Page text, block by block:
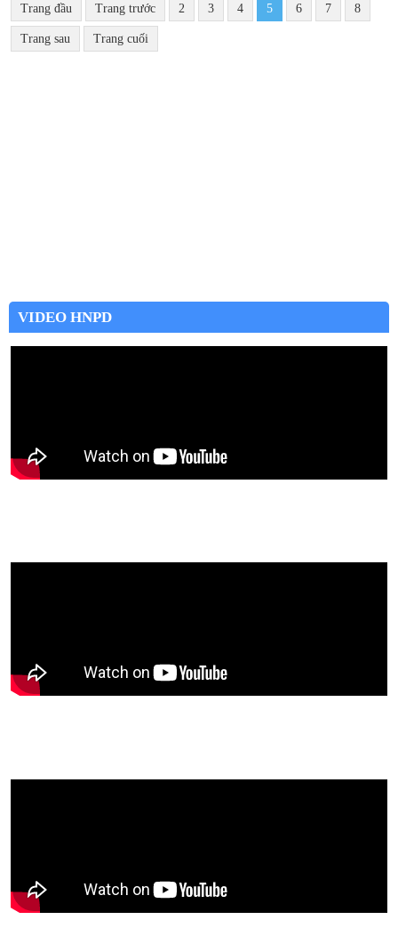
Trang đầu Trang trước 2 3 4 5 6 7 8
Trang sau Trang cuối
VIDEO HNPD